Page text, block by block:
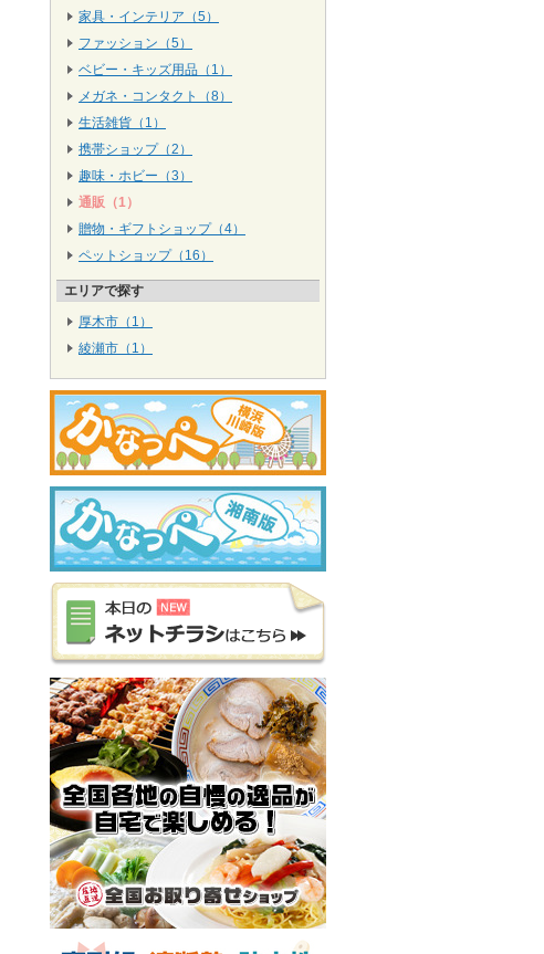
家具・インテリア（5）
ファッション（5）
ベビー・キッズ用品（1）
メガネ・コンタクト（8）
生活雑貨（1）
携帯ショップ（2）
趣味・ホビー（3）
通販（1）
贈物・ギフトショップ（4）
ペットショップ（16）
エリアで探す
厚木市（1）
綾瀬市（1）